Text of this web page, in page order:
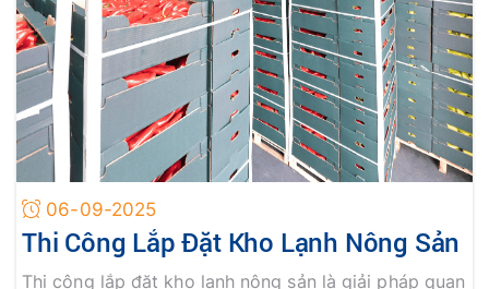
06-09-2025
Thi Công Lắp Đặt Kho Lạnh Nông Sản
Thi công lắp đặt kho lạnh nông sản là giải pháp quan